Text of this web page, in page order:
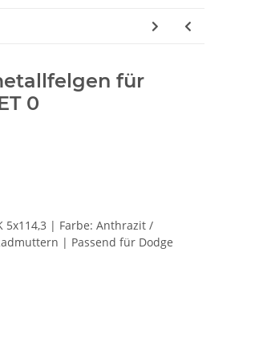
für
0
5x114,3 | Farbe: Anthrazit /
| Passend für Dodge